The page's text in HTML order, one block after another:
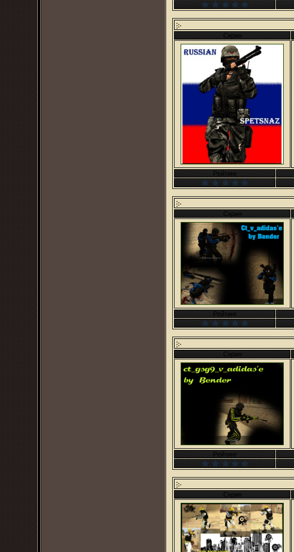
Скрин
Рейтинг
Скрин
Рейтинг
Скрин
Рейтинг
Скрин